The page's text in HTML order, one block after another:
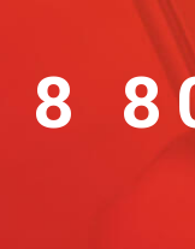
8